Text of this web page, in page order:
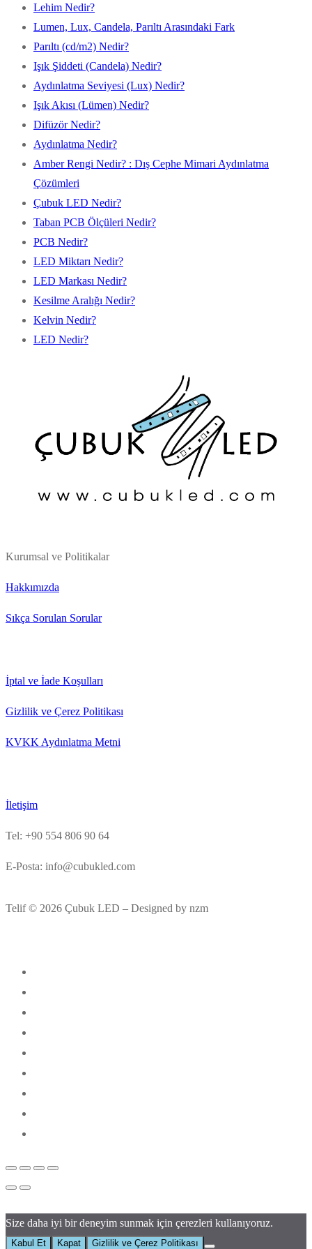
Lehim Nedir?
Lumen, Lux, Candela, Parıltı Arasındaki Fark
Parıltı (cd/m2) Nedir?
Işık Şiddeti (Candela) Nedir?
Aydınlatma Seviyesi (Lux) Nedir?
Işık Akısı (Lümen) Nedir?
Difüzör Nedir?
Aydınlatma Nedir?
Amber Rengi Nedir? : Dış Cephe Mimari Aydınlatma
Çözümleri
Çubuk LED Nedir?
Taban PCB Ölçüleri Nedir?
PCB Nedir?
LED Miktarı Nedir?
LED Markası Nedir?
Kesilme Aralığı Nedir?
Kelvin Nedir?
LED Nedir?
Kurumsal ve Politikalar
Hakkımızda
Sıkça Sorulan Sorular
İptal ve İade Koşulları
Gizlilik ve Çerez Politikası
KVKK Aydınlatma Metni
İletişim
Tel: +90 554 806 90 64
E-Posta: info@cubukled.com
Telif © 2026 Çubuk LED – Designed by nzm
Size daha iyi bir deneyim sunmak için çerezleri kullanıyoruz.
Kabul Et Kapat Gizlilik ve Çerez Politikası